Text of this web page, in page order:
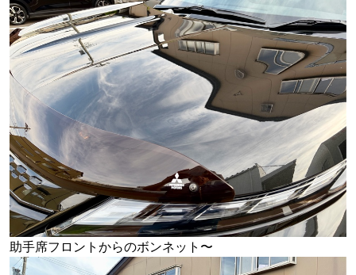
助手席フロントからのボンネット〜